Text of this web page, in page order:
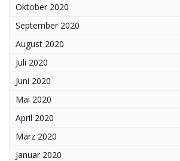
Oktober 2020
September 2020
August 2020
Juli 2020
Juni 2020
Mai 2020
April 2020
März 2020
Januar 2020